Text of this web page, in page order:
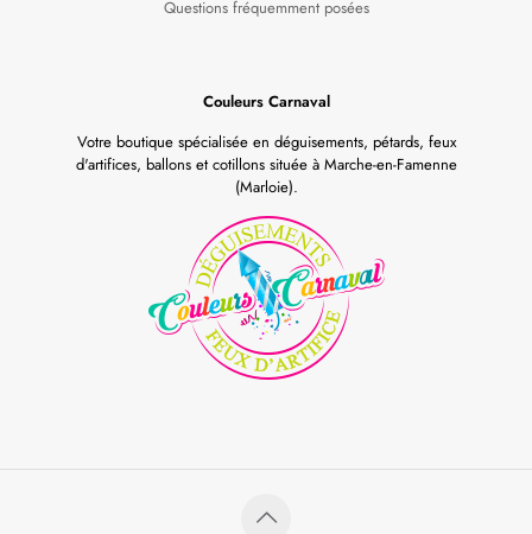
Questions fréquemment posées
Couleurs Carnaval
Votre boutique spécialisée en déguisements, pétards, feux
d'artifices, ballons et cotillons située à Marche-en-Famenne
(Marloie).